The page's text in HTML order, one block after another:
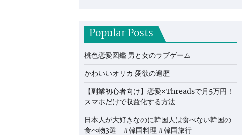
Popular Posts
桃色恋愛図鑑 男と女のラブゲーム
かわいいオリカ 愛欲の遍歴
【副業初心者向け】恋愛×Threadsで月5万円！
スマホだけで収益化する方法
日本人が大好きなのに韓国人は食べない韓国の
食べ物3選 #韓国料理 #韓国旅行